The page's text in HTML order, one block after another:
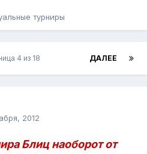
турниры
ДАЛЕЕ
4 из 18
2012
Блиц наоборот от